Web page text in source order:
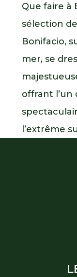
Que faire à
sélection
Bonifacio,
mer, se
offrant l’un
l’extrême